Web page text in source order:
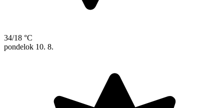
34/18 °C
pondelok 10. 8.